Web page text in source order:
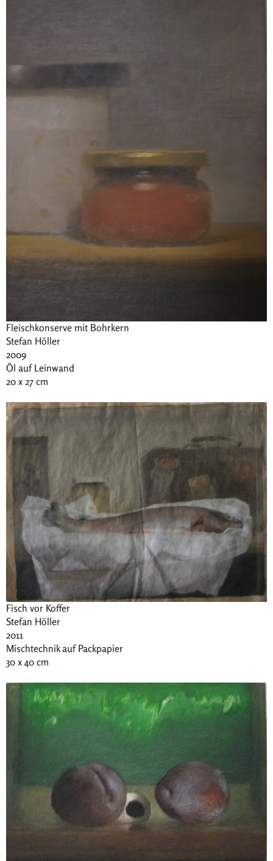
Fleischkonserve mit Bohrkern
Stefan Höller
2009
Öl auf Leinwand
20 x 27 cm
Fisch vor Koffer
Stefan Höller
2011
Mischtechnik auf Packpapier
30 x 40 cm